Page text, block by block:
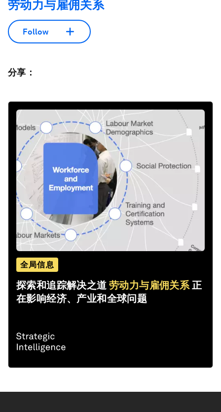
劳动力与雇佣关系
Follow
分享：
全局信息
探索和追踪解决之道劳动力与雇佣关系正
在影响经济、产业和全球问题